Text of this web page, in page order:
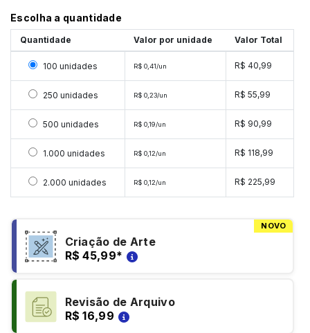
Escolha a quantidade
Quantidade Valor por unidade Valor Total
Selecionar 100 unidades
100 unidades R$ 0,41/un R$ 40,99
Selecionar 250 unidades
250 unidades R$ 0,23/un R$ 55,99
Selecionar 500 unidades
500 unidades R$ 0,19/un R$ 90,99
Selecionar 1000 unidades
1.000 unidades R$ 0,12/un R$ 118,99
Selecionar 2000 unidades
2.000 unidades R$ 0,12/un R$ 225,99
NOVO
Criação de Arte
R$ 45,99*
Revisão de Arquivo
R$ 16,99